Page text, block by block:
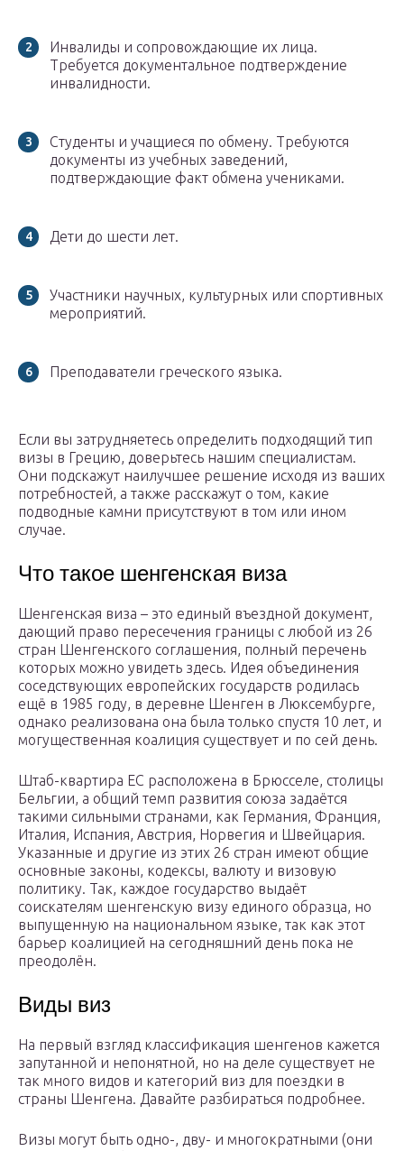
Инвалиды и сопровождающие их лица.
Требуется документальное подтверждение
инвалидности.
Студенты и учащиеся по обмену. Требуются
документы из учебных заведений,
подтверждающие факт обмена учениками.
Дети до шести лет.
Участники научных, культурных или спортивных
мероприятий.
Преподаватели греческого языка.
Если вы затрудняетесь определить подходящий тип
визы в Грецию, доверьтесь нашим специалистам.
Они подскажут наилучшее решение исходя из ваших
потребностей, а также расскажут о том, какие
подводные камни присутствуют в том или ином
случае.
Что такое шенгенская виза
Шенгенская виза – это единый въездной документ,
дающий право пересечения границы с любой из 26
стран Шенгенского соглашения, полный перечень
которых можно увидеть здесь. Идея объединения
соседствующих европейских государств родилась
ещё в 1985 году, в деревне Шенген в Люксембурге,
однако реализована она была только спустя 10 лет, и
могущественная коалиция существует и по сей день.
Штаб-квартира ЕС расположена в Брюсселе, столицы
Бельгии, а общий темп развития союза задаётся
такими сильными странами, как Германия, Франция,
Италия, Испания, Австрия, Норвегия и Швейцария.
Указанные и другие из этих 26 стран имеют общие
основные законы, кодексы, валюту и визовую
политику. Так, каждое государство выдаёт
соискателям шенгенскую визу единого образца, но
выпущенную на национальном языке, так как этот
барьер коалицией на сегодняшний день пока не
преодолён.
Виды виз
На первый взгляд классификация шенгенов кажется
запутанной и непонятной, но на деле существует не
так много видов и категорий виз для поездки в
страны Шенгена. Давайте разбираться подробнее.
Визы могут быть одно-, дву- и многократными (они